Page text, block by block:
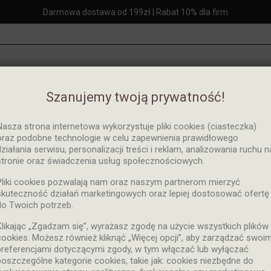
Szanujemy twoją prywatność!
strona internetowa wykorzystuje pliki cookies (ciasteczka)
podobne technologie w celu zapewnienia prawidłowego
serwisu, personalizacji treści i reklam, analizowania ruchu
oraz świadczenia usług społecznościowych.
cookies pozwalają nam oraz naszym partnerom mierzyć
działań marketingowych oraz lepiej dostosować ofertę
Twoich potrzeb.
„Zgadzam się”, wyrażasz zgodę na użycie wszystkich plików
Możesz również kliknąć „Więcej opcji”, aby zarządzać
dotyczącymi zgody, w tym włączać lub wyłączać
kategorie cookies, takie jak: cookies niezbędne do
Darmowa dostawa od 199zł | Rabat 10% dla firm
marki Sicht
5 produktów.
wg: Dostępne
z 5 pozycji